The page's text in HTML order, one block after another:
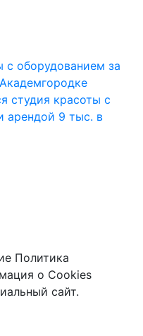
студия красоты с
арендой 9 тыс. в
Политика
о Cookies
сайт.